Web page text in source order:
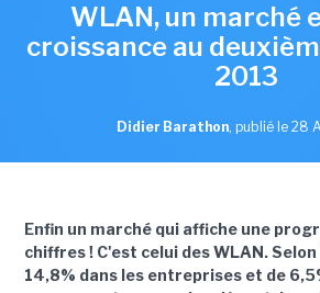
WLAN, un marché
croissance au
2013
Didier Barathon, publié le 28
Enfin un marché qui affiche une
chiffres ! C'est celui des WLAN.
14,8% dans les entreprises et de